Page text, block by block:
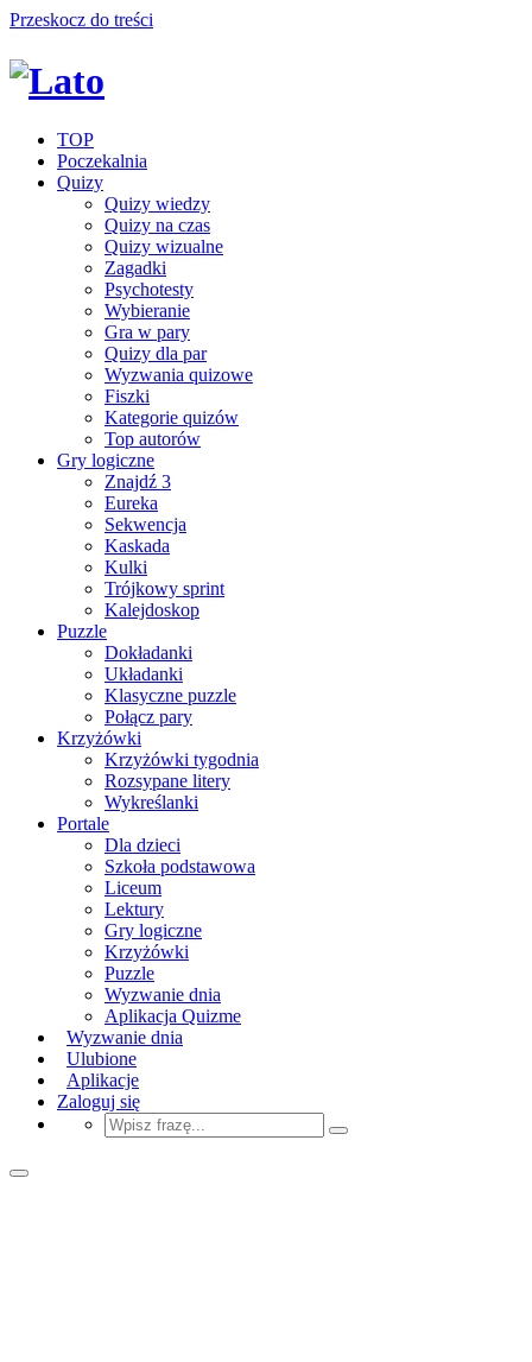
Przeskocz do treści
TOP
Poczekalnia
Quizy
Quizy wiedzy
Quizy na czas
Quizy wizualne
Zagadki
Psychotesty
Wybieranie
Gra w pary
Quizy dla par
Wyzwania quizowe
Fiszki
Kategorie quizów
Top autorów
Gry logiczne
Znajdź 3
Eureka
Sekwencja
Kaskada
Kulki
Trójkowy sprint
Kalejdoskop
Puzzle
Dokładanki
Układanki
Klasyczne puzzle
Połącz pary
Krzyżówki
Krzyżówki tygodnia
Rozsypane litery
Wykreślanki
Portale
Dla dzieci
Szkoła podstawowa
Liceum
Lektury
Gry logiczne
Krzyżówki
Puzzle
Wyzwanie dnia
Aplikacja Quizme
Wyzwanie dnia
Ulubione
Aplikacje
Zaloguj się